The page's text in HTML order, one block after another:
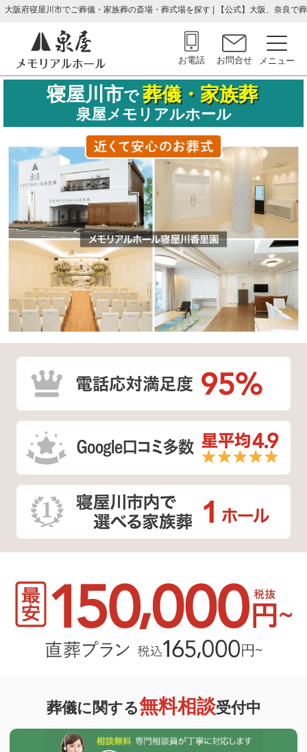
大阪府寝屋川市でご葬儀・家族葬の斎場・葬式場を探す | 【公式】大阪、奈良
お電話 お問合せ
寝屋川市で 葬儀・家族葬
泉屋メモリアルホール
葬儀に関する無料相談受付中